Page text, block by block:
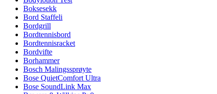
Boksesekk
Bord Staffeli
Bordgrill
Bordtennisbord
Bordtennisracket
Bordvifte
Borhammer
Bosch Malingssprøyte
Bose QuietComfort Ultra
Bose SoundLink Max